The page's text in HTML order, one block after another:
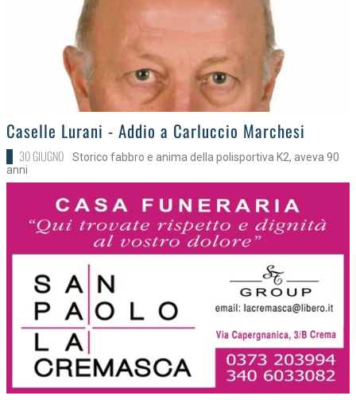
>
Caselle Lurani - Addio a Carluccio Marchesi
30 GIUGNO
Storico fabbro e anima della polisportiva K2, aveva 90
anni